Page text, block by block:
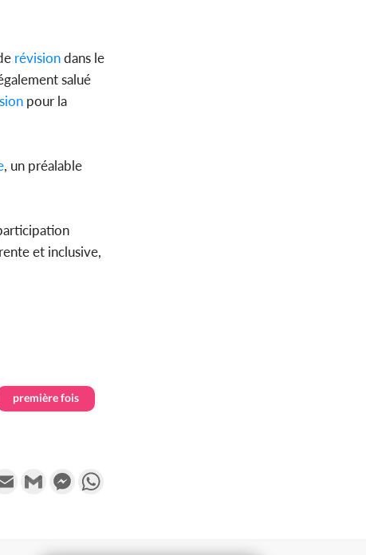
révisiondans le
salué
pour la
, un préalable
et inclusive,
première fois
Email Gmail Messenger